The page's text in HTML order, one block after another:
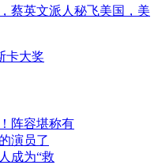
蔡英文派人秘飞美国，美
卡大奖
阵容堪称有
演员了
成为“救